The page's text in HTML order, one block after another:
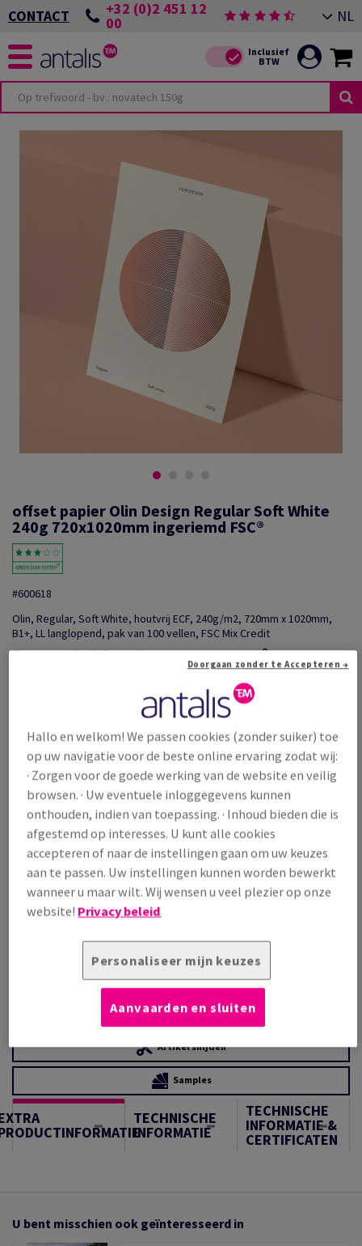
CONTACT +32 (0)2 451 12
00 NL
offset papier Olin Design Regular Soft White
240g 720x1020mm ingeriemd FSC®
#600618
Olin, Regular, Soft White, houtvrij ECF, 240g/m2, 720mm x 1020mm,
B1+, LL langlopend, pak van 100 vellen, FSC Mix Credit
Extra productinformatie
Delen via e-mail
Promotie: Tijdelijke aanbieding! Tot wel 20% korting o...
Prijs incl. BTW
€ 2 489,77 22,21% OFF
Promoprijs incl. BTW
€ 1 936,74
/ 1 000 Vel
(176 kg )
OP VOORRAAD
Verpakkingsaantallen
Pak
Artikel snijden
Samples
TECHNISCHE
INFORMATIE
TECHNISCHE
INFORMATIE &
CERTIFICATEN
U bent misschien ook geïnteresseerd in
Hallo en welkom! We passen cookies (zonder suiker) toe
op uw navigatie voor de beste online ervaring zodat wij:
· Zorgen voor de goede werking van de website en veilig
browsen. · Uw eventuele inloggegevens kunnen
onthouden, indien van toepassing. · Inhoud bieden die is
afgestemd op interesses. U kunt alle cookies
accepteren of naar de instellingen gaan om uw keuzes
aan te passen. Uw instellingen kunnen worden bewerkt
wanneer u maar wilt. Wij wensen u veel plezier op onze
website! Privacy beleid
Personaliseer mijn keuzes
Doorgaan zonder te Accepteren →
Aanvaarden en sluiten